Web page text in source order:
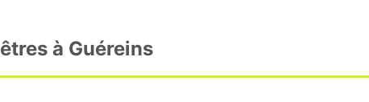
à Guéreins